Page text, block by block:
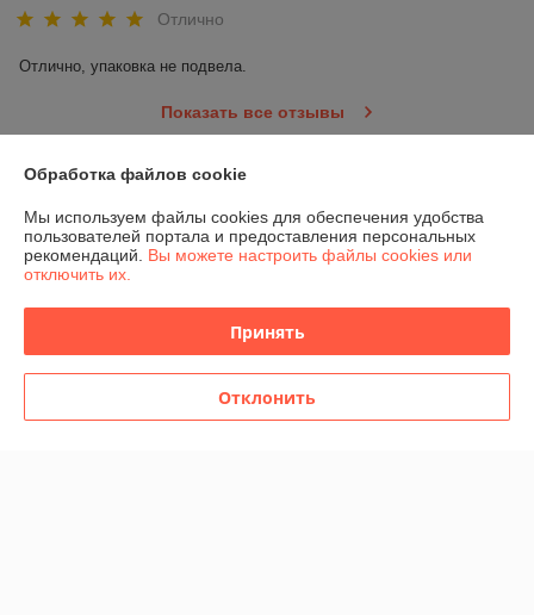
Отлично
Отлично, упаковка не подвела.
Показать все отзывы
Контакты
Доставка и оплата
График работы
Полная версия сайта
Обработка файлов cookie
Мы используем файлы cookies для обеспечения удобства
пользователей портала и предоставления персональных
рекомендаций. Вы можете настроить файлы cookies или
отключить их.
Принять
Отклонить